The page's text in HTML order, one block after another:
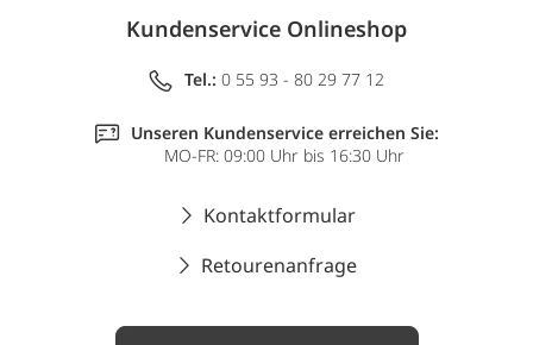
Kundenservice Onlineshop
Tel.: 0 55 93 - 80 29 77 12
Unseren Kundenservice erreichen Sie:
MO-FR: 09:00 Uhr bis 16:30 Uhr
Kontaktformular
Retourenanfrage